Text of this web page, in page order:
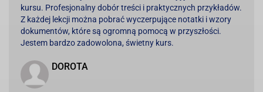
kursu. Profesjonalny dobór treści i praktycznych przykładów.
Z każdej lekcji można pobrać wyczerpujące notatki i wzory
dokumentów, które są ogromną pomocą w przyszłości.
Jestem bardzo zadowolona, świetny kurs.
DOROTA